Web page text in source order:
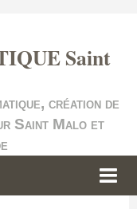
Saint
création de
Saint Malo et